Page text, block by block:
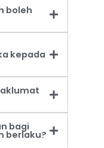
boleh
kepada
bagi
berlaku?